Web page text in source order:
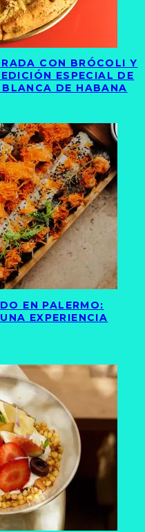
CON BRÓCOLI Y
ESPECIAL DE
DE HABANA
EN PALERMO:
EXPERIENCIA